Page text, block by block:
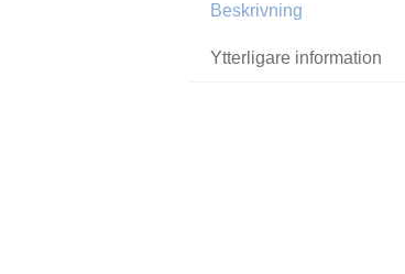
Beskrivning
Ytterligare information